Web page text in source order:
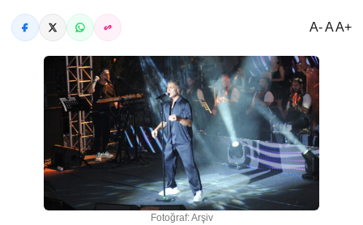
A- A A+
Fotoğraf: Arşiv